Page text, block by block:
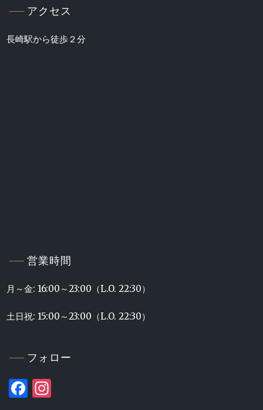
アクセス
長崎駅から徒歩２分
営業時間
月～金: 16:00～23:00（L.O. 22:30）
土日祝: 15:00～23:00（L.O. 22:30）
フォロー
Facebook